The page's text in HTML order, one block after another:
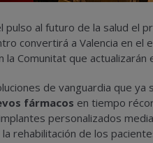
pulso al futuro de la salud el
convertirá a Valencia en el
Comunitat que actualizarán
de vanguardia que ya
fármacos en tiempo
personalizados
rehabilitación de los